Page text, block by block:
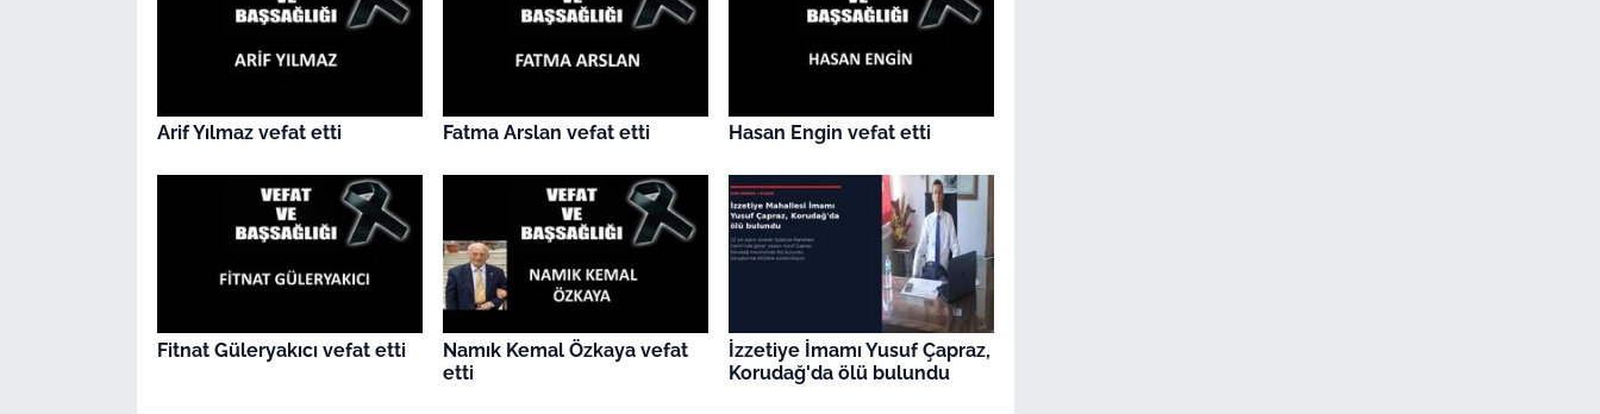
Arif Yılmaz vefat etti Fatma Arslan vefat etti Hasan Engin vefat etti
Fitnat Güleryakıcı vefat etti
Namık Kemal Özkaya vefat
etti
İzzetiye İmamı Yusuf Çapraz,
Korudağ'da ölü bulundu
Gündem-Eğitim